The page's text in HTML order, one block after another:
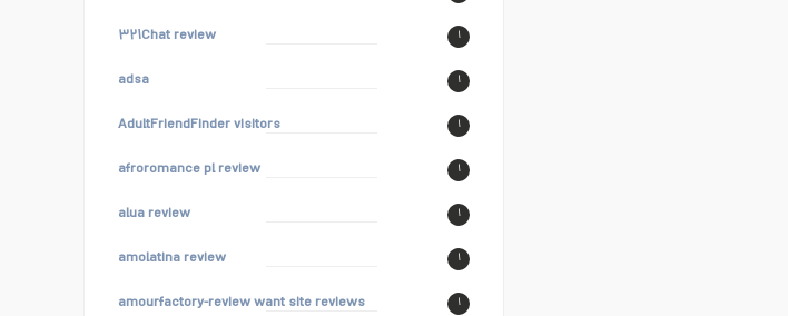
۳۲۱Chat review ۱
adsa ۱
AdultFriendFinder visitors ۱
afroromance pl review ۱
alua review ۱
amolatina review ۱
amourfactory-review want site reviews ۱